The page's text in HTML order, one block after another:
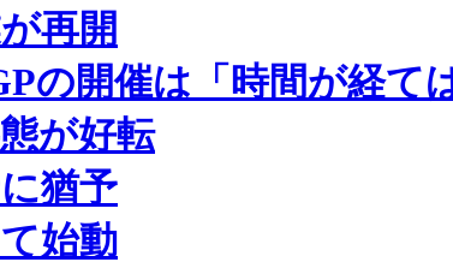
再開
の開催は「時間が経て
が好転
猶予
始動